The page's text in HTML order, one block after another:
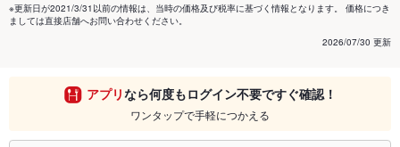
※更新日が2021/3/31以前の情報は、当時の価格及び税率に基づく情報となります。 価格につき
ましては直接店舗へお問い合わせください。
2026/07/30 更新
アプリなら何度もログイン不要ですぐ確認！
ワンタップで手軽につかえる